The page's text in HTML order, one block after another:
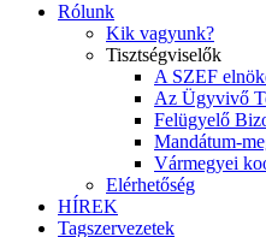
Rólunk
Kik vagyunk?
Tisztségviselők
A SZEF
Az Ügyvivő
Felügyelő
Mandátum-
Vármegyei
Elérhetőség
HÍREK
Tagszervezetek